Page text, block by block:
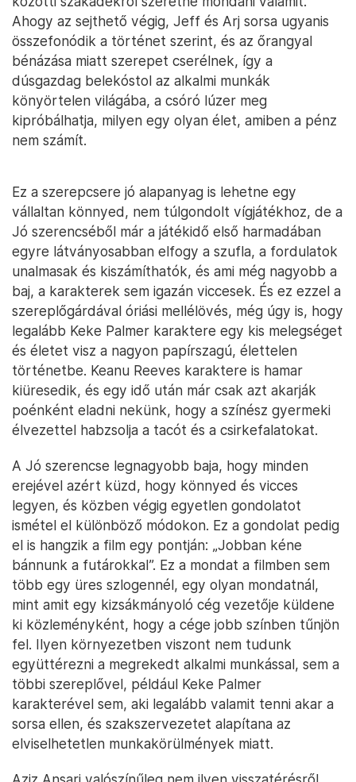
Ahogy az sejthető végig, Jeff és Arj sorsa ugyanis
összefonódik a történet szerint, és az őrangyal
bénázása miatt szerepet cserélnek, így a
dúsgazdag belekóstol az alkalmi munkák
könyörtelen világába, a csóró lúzer meg
kipróbálhatja, milyen egy olyan élet, amiben a pénz
nem számít.
Ez a szerepcsere jó alapanyag is lehetne egy
vállaltan könnyed, nem túlgondolt vígjátékhoz, de a
Jó szerencséből már a játékidő első harmadában
egyre látványosabban elfogy a szufla, a fordulatok
unalmasak és kiszámíthatók, és ami még nagyobb a
baj, a karakterek sem igazán viccesek. És ez ezzel a
szereplőgárdával óriási mellélövés, még úgy is, hogy
legalább Keke Palmer karaktere egy kis melegséget
és életet visz a nagyon papírszagú, élettelen
történetbe. Keanu Reeves karaktere is hamar
kiüresedik, és egy idő után már csak azt akarják
poénként eladni nekünk, hogy a színész gyermeki
élvezettel habzsolja a tacót és a csirkefalatokat.
A Jó szerencse legnagyobb baja, hogy minden
erejével azért küzd, hogy könnyed és vicces
legyen, és közben végig egyetlen gondolatot
ismétel el különböző módokon. Ez a gondolat pedig
el is hangzik a film egy pontján: „Jobban kéne
bánnunk a futárokkal”. Ez a mondat a filmben sem
több egy üres szlogennél, egy olyan mondatnál,
mint amit egy kizsákmányoló cég vezetője küldene
ki közleményként, hogy a cége jobb színben tűnjön
fel. Ilyen környezetben viszont nem tudunk
együttérezni a megrekedt alkalmi munkással, sem a
többi szereplővel, például Keke Palmer
karakterével sem, aki legalább valamit tenni akar a
sorsa ellen, és szakszervezetet alapítana az
elviselhetetlen munkakörülmények miatt.